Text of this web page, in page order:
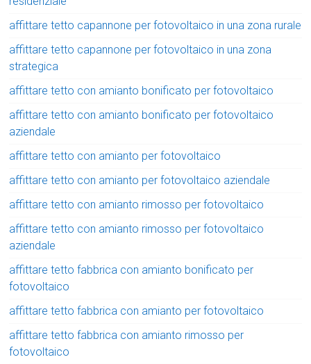
affittare tetto capannone per fotovoltaico in una zona rurale
affittare tetto capannone per fotovoltaico in una zona
strategica
affittare tetto con amianto bonificato per fotovoltaico
affittare tetto con amianto bonificato per fotovoltaico
aziendale
affittare tetto con amianto per fotovoltaico
affittare tetto con amianto per fotovoltaico aziendale
affittare tetto con amianto rimosso per fotovoltaico
affittare tetto con amianto rimosso per fotovoltaico
aziendale
affittare tetto fabbrica con amianto bonificato per
fotovoltaico
affittare tetto fabbrica con amianto per fotovoltaico
affittare tetto fabbrica con amianto rimosso per
fotovoltaico